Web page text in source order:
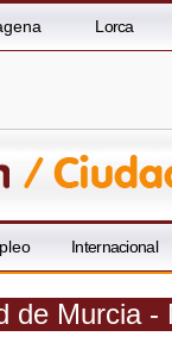
Lorca
Internacional
de Murcia -